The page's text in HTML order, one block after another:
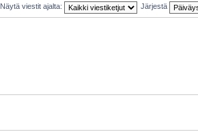
Näytä viestit ajalta: Järjestä